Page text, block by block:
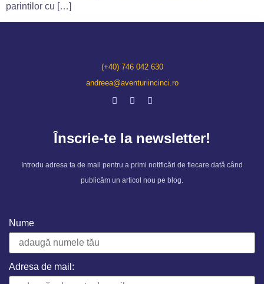
parintilor cu […]
(+40) 746 042 630
andreea@aventuriincinci.ro
Înscrie-te la newsletter!
Introdu adresa ta de mail pentru a primi notificări de fiecare dată când
publicăm un articol nou pe blog.
Nume
Adresa de mail: